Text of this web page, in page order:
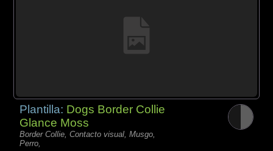
Plantilla: Dogs Border Collie
Glance Moss
Border Collie, Contacto visual, Musgo,
Perro,